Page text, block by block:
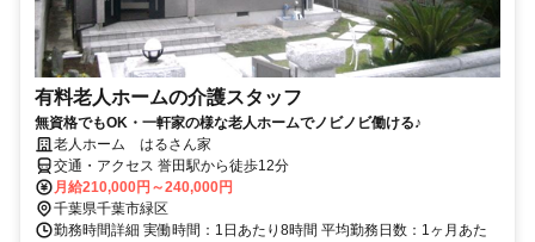
有料老人ホームの介護スタッフ
無資格でもOK・一軒家の様な老人ホームでノビノビ働ける♪
老人ホーム はるさん家
交通・アクセス 誉田駅から徒歩12分
月給210,000円～240,000円
千葉県千葉市緑区
勤務時間詳細 実働時間：1日あたり8時間 平均勤務日数：1ヶ月あた